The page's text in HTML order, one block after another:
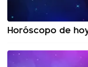
Horóscopo de